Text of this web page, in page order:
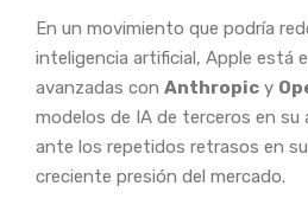
En un movimiento que podría
inteligencia artificial, Apple está
avanzadas con Anthropic y
modelos de IA de terceros en su
ante los repetidos retrasos en
creciente presión del mercado.